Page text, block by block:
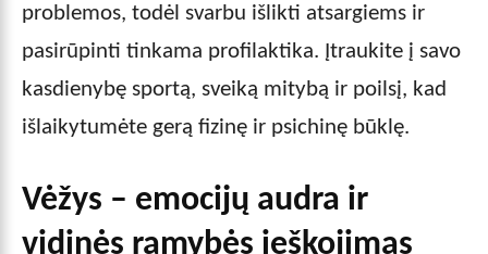
problemos, todėl svarbu išlikti atsargiems ir
pasirūpinti tinkama profilaktika. Įtraukite į savo
kasdienybę sportą, sveiką mitybą ir poilsį, kad
išlaikytumėte gerą fizinę ir psichinę būklę.
Vėžys – emocijų audra ir
vidinės ramybės ieškojimas